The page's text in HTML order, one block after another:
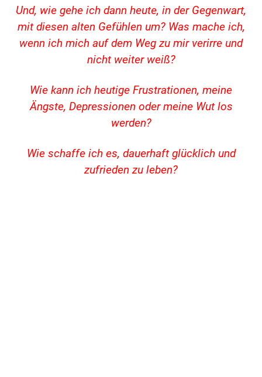
Und, wie gehe ich dann heute, in der Gegenwart,
mit diesen alten Gefühlen um? Was mache ich,
wenn ich mich auf dem Weg zu mir verirre und
nicht weiter weiß?
Wie kann ich heutige Frustrationen, meine
Ängste, Depressionen oder meine Wut los
werden?
Wie schaffe ich es, dauerhaft glücklich und
zufrieden zu leben?